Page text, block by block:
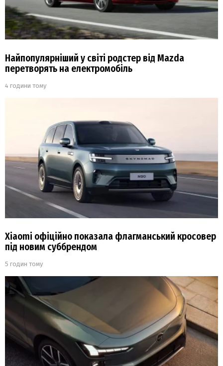
Найпопулярніший у світі родстер від Mazda
перетворять на електромобіль
4 години тому
Xiaomi офіційно показала флагманський кросовер
під новим суббрендом
5 годин тому